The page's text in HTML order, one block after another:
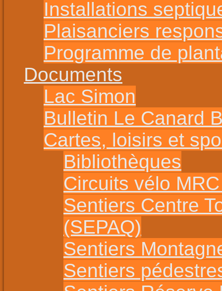
Installations
Plaisanciers
Programme de
Documents
Lac Simon
Bulletin Le Canard
Cartes, loisirs et
Bibliothèques
Circuits vélo
Sentiers Centre
(SEPAQ)
Sentiers
Sentiers